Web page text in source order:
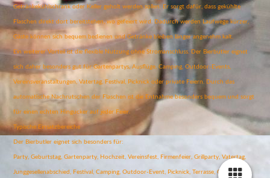
Getränkekühlschrank oder Keller geholt werden sollen. Er sorgt dafür, dass gekühlte
Flaschen direkt dort bereitstehen, wo gefeiert wird. Dadurch werden Laufwege kürzer,
Gäste können sich bequem bedienen und Getränke bleiben länger angenehm kalt.
Ein weiterer Vorteil ist die flexible Nutzung ohne Stromanschluss. Der Bierbutler eignet
sich daher besonders gut für Gartenpartys, Ausflüge, Camping, Outdoor-Events,
Vereinsveranstaltungen, Vatertag, Festival, Picknick oder private Feiern. Durch das
automatische Nachrutschen der Flaschen ist die Entnahme besonders bequem und sorgt
für einen echten Hingucker auf jeder Feier.
Typische Einsatzbereiche
Der Bierbutler eignet sich besonders für:
Party, Geburtstag, Gartenparty, Hochzeit, Vereinsfest, Firmenfeier, Grillparty, Vatertag,
Junggesellenabschied, Festival, Camping, Outdoor-Event, Picknick, Terrasse, Garten,